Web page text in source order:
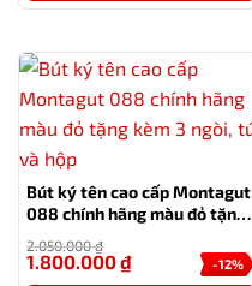
Bút ký tên cao cấp Montagut
088 chính hãng màu đỏ tặng
2.050.000₫
-12%
1.800.000₫